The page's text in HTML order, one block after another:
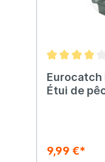
Eurocatch
Étui de
9,99 €*